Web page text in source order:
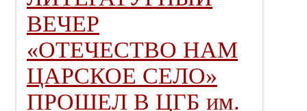
ВЕЧЕР
«ОТЕЧЕСТВО НАМ
ЦАРСКОЕ СЕЛО»
ПРОШЕЛ В ЦГБ им.